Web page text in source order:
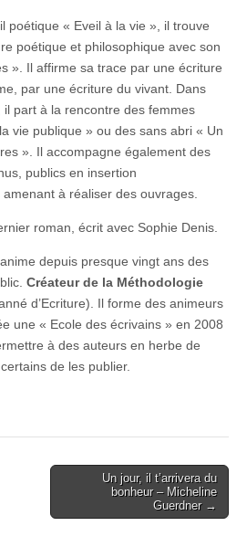
poétique « Eveil à la vie », il trouve
poétique et philosophique avec son
». Il affirme sa trace par une écriture
par une écriture du vivant. Dans
part à la rencontre des femmes
vie publique » ou des sans abri « Un
». Il accompagne également des
publics en insertion
à réaliser des ouvrages.
roman, écrit avec Sophie Denis.
depuis presque vingt ans des
Créateur de la Méthodologie
d’Ecriture). Il forme des animeurs
une « Ecole des écrivains » en 2008
à des auteurs en herbe de
de les publier.
Un jour, il t’arrivera du
bonheur – Micheline
Guerdner →